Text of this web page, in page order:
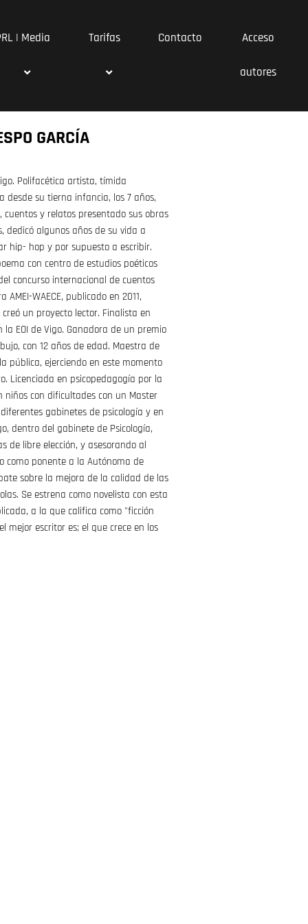
| Media Tarifas Contacto Acceso
autores
GARCÍA
Polifacética artista, tímida
desde su tierna infancia, los 7 años,
cuentos y relatos presentado sus obras
dedicó algunos años de su vida a
hip- hop y por supuesto a escribir.
con centro de estudios poéticos
concurso internacional de cuentos
AMEI-WAECE, publicado en 2011,
un proyecto lector. Finalista en
EOI de Vigo. Ganadora de un premio
con 12 años de edad. Maestra de
pública, ejerciendo en este momento
Licenciada en psicopedagogía por la
niños con dificultades con un Master
gabinetes de psicología y en
dentro del gabinete de Psicología,
de libre elección, y asesorando al
como ponente a la Autónoma de
sobre la mejora de la calidad de las
Se estrena como novelista con esta
a la que califica como "ficción
mejor escritor es; el que crece en los